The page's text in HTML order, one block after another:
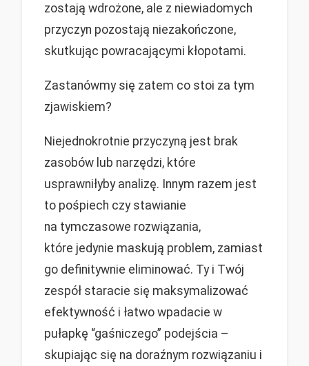
zostają wdrożone, ale z niewiadomych
przyczyn pozostają niezakończone,
skutkując powracającymi kłopotami.
Zastanówmy się zatem co stoi za tym
zjawiskiem?
Niejednokrotnie przyczyną jest brak
zasobów lub narzędzi, które
usprawniłyby analizę. Innym razem jest
to pośpiech czy stawianie
na tymczasowe rozwiązania,
które jedynie maskują problem, zamiast
go definitywnie eliminować. Ty i Twój
zespół staracie się maksymalizować
efektywność i łatwo wpadacie w
pułapkę “gaśniczego” podejścia –
skupiając się na doraźnym rozwiązaniu i